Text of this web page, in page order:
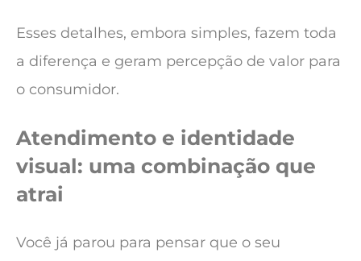
Esses detalhes, embora simples, fazem toda
a diferença e geram percepção de valor para
o consumidor.
Atendimento e identidade
visual: uma combinação que
atrai
Você já parou para pensar que o seu